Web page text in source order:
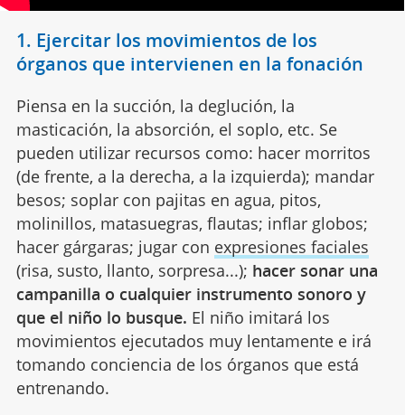
1. Ejercitar los movimientos de los
órganos que intervienen en la fonación
Piensa en la succión, la deglución, la
masticación, la absorción, el soplo, etc. Se
pueden utilizar recursos como: hacer morritos
(de frente, a la derecha, a la izquierda); mandar
besos; soplar con pajitas en agua, pitos,
molinillos, matasuegras, flautas; inflar globos;
hacer gárgaras; jugar con expresiones faciales
(risa, susto, llanto, sorpresa...); hacer sonar una
campanilla o cualquier instrumento sonoro y
que el niño lo busque. El niño imitará los
movimientos ejecutados muy lentamente e irá
tomando conciencia de los órganos que está
entrenando.